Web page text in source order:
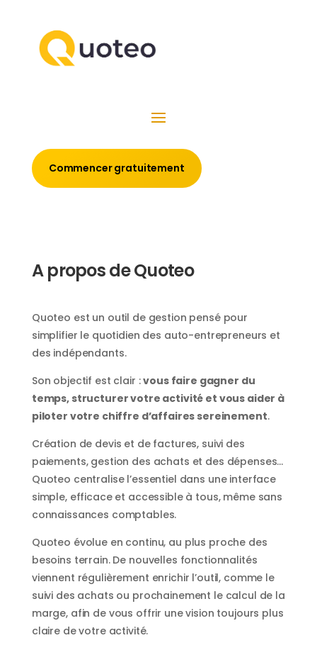
Commencer gratuitement
A propos de Quoteo
Quoteo est un outil de gestion pensé pour
simplifier le quotidien des auto-entrepreneurs et
des indépendants.
Son objectif est clair :vous faire gagner du
temps, structurer votre activité et vous aider à
piloter votre chiffre d’affaires sereinement.
Création de devis et de factures, suivi des
paiements, gestion des achats et des dépenses…
Quoteo centralise l’essentiel dans une interface
simple, efficace et accessible à tous, même sans
connaissances comptables.
Quoteo évolue en continu, au plus proche des
besoins terrain. De nouvelles fonctionnalités
viennent régulièrement enrichir l’outil, comme le
suivi des achats ou prochainement le calcul de la
marge, afin de vous offrir une vision toujours plus
claire de votre activité.